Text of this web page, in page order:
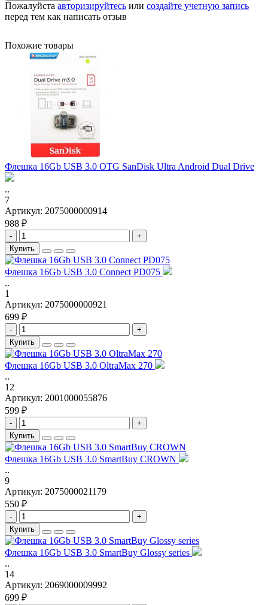
Пожалуйста авторизируйтесь или создайте учетную запись
перед тем как написать отзыв
Похожие товары
Флешка 16Gb USB 3.0 OTG SanDisk Ultra Android Dual Drive
..
7
Артикул: 2075000000914
988 ₽
-
+
Купить
Флешка 16Gb USB 3.0 Connect PD075
..
1
Артикул: 2075000000921
699 ₽
-
+
Купить
Флешка 16Gb USB 3.0 OltraMax 270
..
12
Артикул: 2001000055876
599 ₽
-
+
Купить
Флешка 16Gb USB 3.0 SmartBuy CROWN
..
9
Артикул: 2075000021179
550 ₽
-
+
Купить
Флешка 16Gb USB 3.0 SmartBuy Glossy series
..
14
Артикул: 2069000009992
699 ₽